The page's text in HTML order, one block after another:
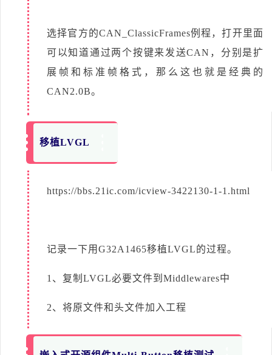
选择官方的CAN_ClassicFrames例程，打开里面
可以知道通过两个按键来发送CAN，分别是扩
展帧和标准帧格式，那么这也就是经典的
CAN2.0B。
移植LVGL
https://bbs.21ic.com/icview-3422130-1-1.html
记录一下用G32A1465移植LVGL的过程。
1、复制LVGL必要文件到Middlewares中
2、将原文件和头文件加入工程